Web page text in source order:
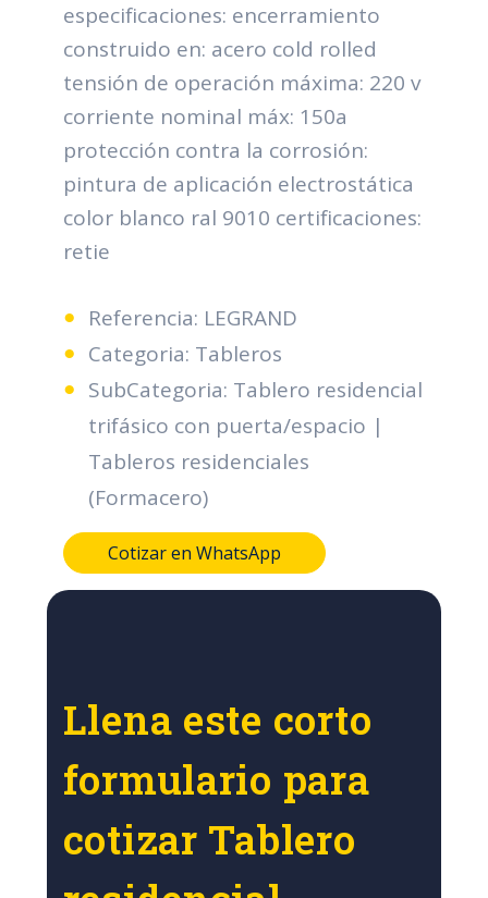
especificaciones: encerramiento
construido en: acero cold rolled
tensión de operación máxima: 220 v
corriente nominal máx: 150a
protección contra la corrosión:
pintura de aplicación electrostática
color blanco ral 9010 certificaciones:
retie
Referencia: LEGRAND
Categoria: Tableros
SubCategoria: Tablero residencial
trifásico con puerta/espacio |
Tableros residenciales
(Formacero)
Cotizar en WhatsApp
Llena este corto
formulario para
cotizar Tablero